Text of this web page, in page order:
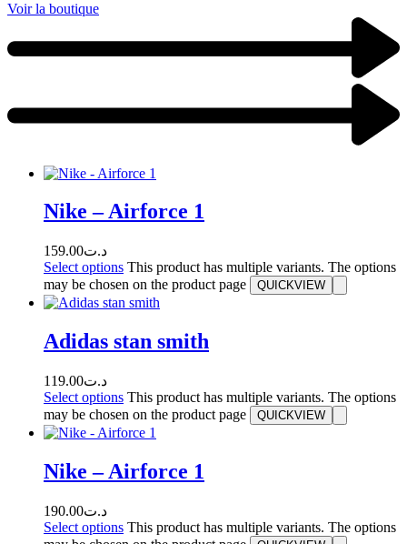
Voir la boutique
Nike – Airforce 1
د.ت159.00
Select options This product has multiple variants. The options
may be chosen on the product page
QUICKVIEW
Adidas stan smith
د.ت119.00
Select options This product has multiple variants. The options
may be chosen on the product page
QUICKVIEW
Nike – Airforce 1
د.ت190.00
Select options This product has multiple variants. The options